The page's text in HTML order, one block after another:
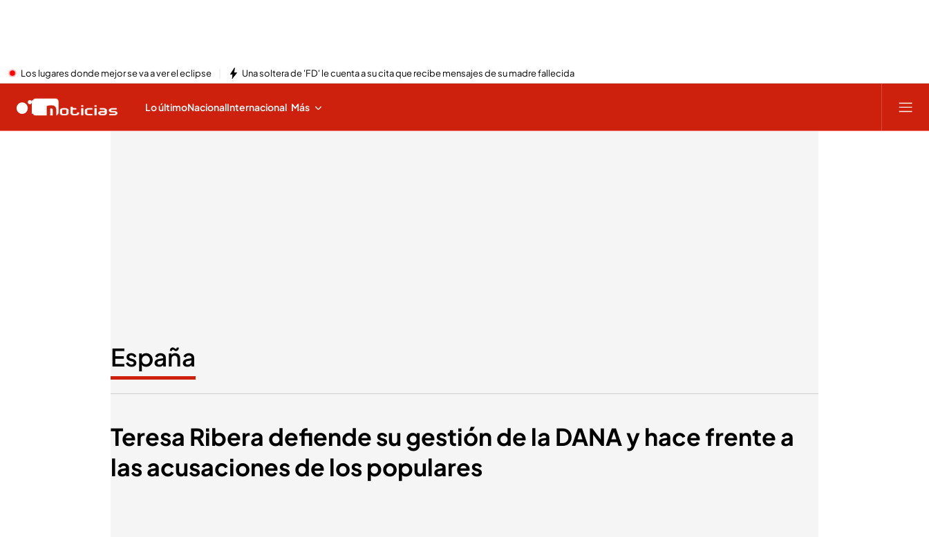
Los lugares donde mejor se va a ver el eclipse Una soltera de 'FD' le cuenta a su cita que recibe mensajes de su madre fallecida
Lo últimoNacionalInternacional Más
España
Teresa Ribera defiende su gestión de la DANA y hace frente a
las acusaciones de los populares